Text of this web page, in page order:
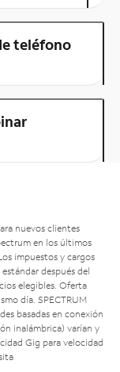
teléfono
nuevos clientes
en los últimos
impuestos y cargos
después del
elegibles. Oferta
día. SPECTRUM
basadas en conexión
inalámbrica) varían y
Gig para velocidad